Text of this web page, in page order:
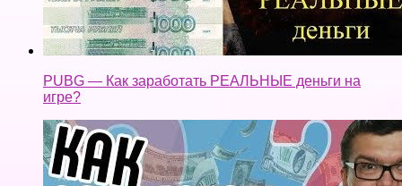
PUBG — Как заработать РЕАЛЬНЫЕ деньги на
игре?